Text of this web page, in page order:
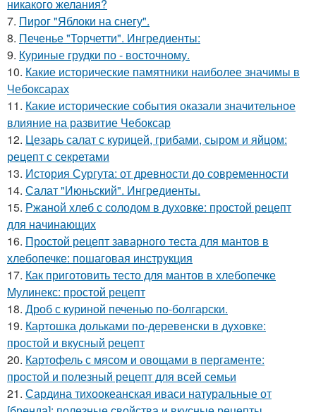
никакого желания?
7. Пирог "Яблоки на снегу".
8. Печенье "Торчетти". Ингредиенты:
9. Куриные грудки по - восточному.
10. Какие исторические памятники наиболее значимы в
Чебоксарах
11. Какие исторические события оказали значительное
влияние на развитие Чебоксар
12. Цезарь салат с курицей, грибами, сыром и яйцом:
рецепт с секретами
13. История Сургута: от древности до современности
14. Салат "Июньский". Ингредиенты.
15. Ржаной хлеб с солодом в духовке: простой рецепт
для начинающих
16. Простой рецепт заварного теста для мантов в
хлебопечке: пошаговая инструкция
17. Как приготовить тесто для мантов в хлебопечке
Мулинекс: простой рецепт
18. Дроб с куриной печенью по-болгарски.
19. Картошка дольками по-деревенски в духовке:
простой и вкусный рецепт
20. Картофель с мясом и овощами в пергаменте:
простой и полезный рецепт для всей семьи
21. Сардина тихоокеанская иваси натуральные от